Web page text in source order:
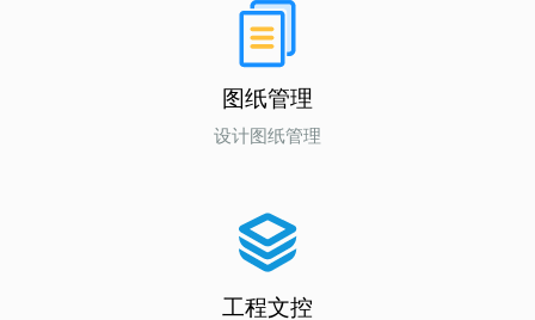
图纸管理
设计图纸管理
工程文控